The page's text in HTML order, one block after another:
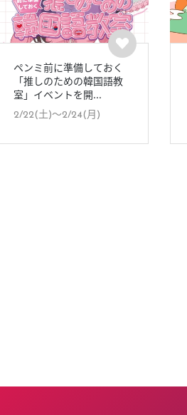
ペンミ前に準備しておく
「推しのための韓国語教
室」イベントを開...
2/22(土)〜2/24(月)